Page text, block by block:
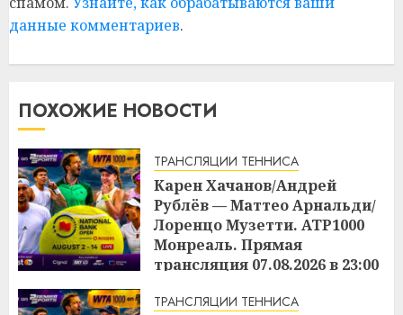
данные комментариев.
ПОХОЖИЕ НОВОСТИ
ТРАНСЛЯЦИИ ТЕННИСА
Карен Хачанов/Андрей
Рублёв — Маттео Арнальди/
Лоренцо Музетти. ATP1000
Монреаль. Прямая
трансляция 07.08.2026 в 23:00
ТРАНСЛЯЦИИ ТЕННИСА